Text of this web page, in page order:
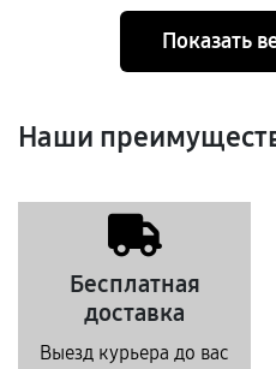
Показать
Наши
Бесплатная
доставка
Выезд курьера до вас